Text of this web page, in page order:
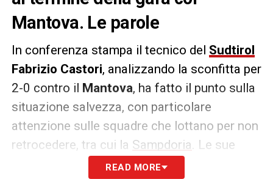
Mantova. Le parole
In conferenza stampa il tecnico del Sudtirol
Fabrizio Castori, analizzando la sconfitta per
2-0 contro il Mantova, ha fatto il punto sulla
situazione salvezza, con particolare
attenzione sulle squadre che lottano per non
retrocedere, tra cui la Sampdoria . Le sue
parole raccolte daPianetaserieb.it
READ MORE